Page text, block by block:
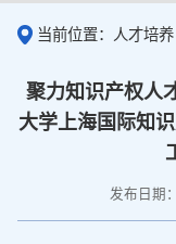
当前位置：人才培养
聚力知识产权人
大学上海国际知
发布日期